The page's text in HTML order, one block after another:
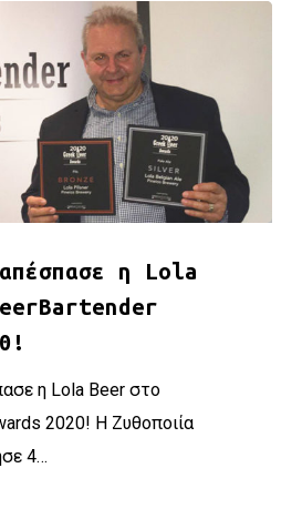
η Lola
η Lola Beer στο
2020! Η Ζυθοποιία
4…